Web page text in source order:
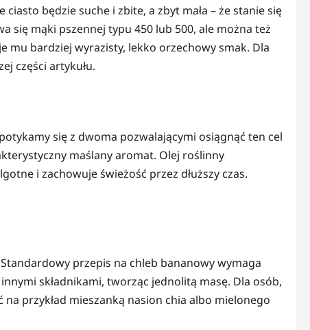
będzie suche i zbite, a zbyt mała – że stanie się
się mąki pszennej typu 450 lub 500, ale można też
mu bardziej wyrazisty, lekko orzechowy smak. Dla
części artykułu.
się z dwoma pozwalającymi osiągnąć ten cel
maślany aromat. Olej roślinny
i zachowuje świeżość przez dłuższy czas.
przepis na chleb bananowy wymaga
składnikami, tworząc jednolitą masę. Dla osób,
przykład mieszanką nasion chia albo mielonego